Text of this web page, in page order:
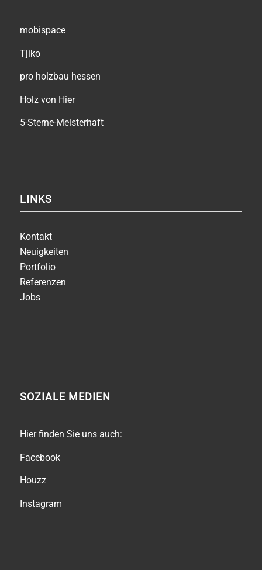
mobispace
Tjiko
pro holzbau hessen
Holz von Hier
5-Sterne-Meisterhaft
LINKS
Kontakt
Neuigkeiten
Portfolio
Referenzen
Jobs
SOZIALE MEDIEN
Hier finden Sie uns auch:
Facebook
Houzz
Instagram